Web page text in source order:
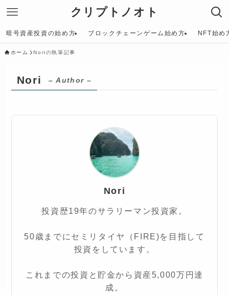
クリプトノオト
暗号資産投資の始め方 ブロックチェーンゲーム始め方 NFT始め
ホーム Noriの執筆記事
Nori – Author –
Nori
投資歴19年のサラリーマン投資家。
50歳までにセミリタイヤ（FIRE)を目指して
投資をしています。
これまでの投資と貯金から資産5,000万円達
成。